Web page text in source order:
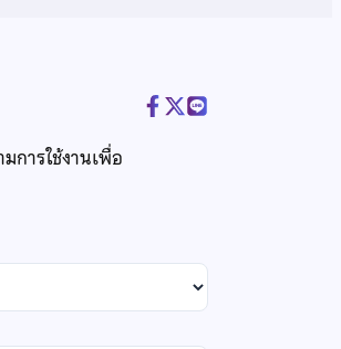
การใช้งานเพื่อ